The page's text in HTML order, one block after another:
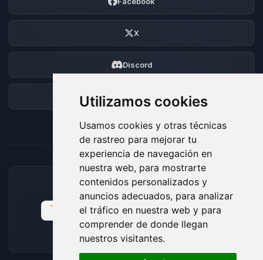
Utilizamos cookies
Usamos cookies y otras técnicas
de rastreo para mejorar tu
experiencia de navegación en
nuestra web, para mostrarte
contenidos personalizados y
anuncios adecuados, para analizar
el tráfico en nuestra web y para
comprender de donde llegan
nuestros visitantes.
X
Discord
Foro
MÉTODOS DE PAGO ACEPTADOS